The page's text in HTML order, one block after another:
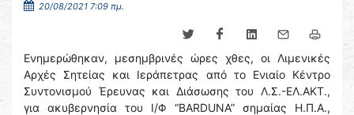
20/08/2021 7:09 πμ.
Ενημερώθηκαν, μεσημβρινές ώρες χθες, οι Λιμενικές
Αρχές Σητείας και Ιεράπετρας από το Ενιαίο Κέντρο
Συντονισμού Έρευνας και Διάσωσης του Λ.Σ.-ΕΛ.ΑΚΤ.,
για ακυβερνησία του Ι/Φ “BARDUNA” σημαίας Η.Π.Α.,